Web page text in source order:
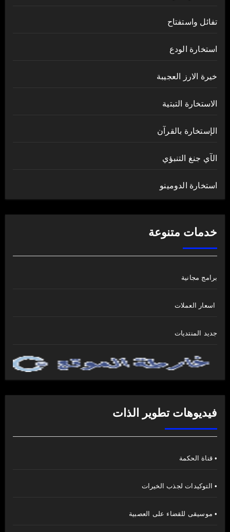
تفائل واستفتاح
استخارة الودع
خيرة الارز العجيبة
الاستخارة التبتية
الإستخارة بالقرآن
الآي جنغ التنبؤي
استخارة الدومينو
خدمات متنوعة
برامج مجانية
اسعار العملات
جديد المنتديات
فيديوهات تطوير الذات
• قناة الحكمة
• التوكيدات لجذب الخيرات
• موسيقى للقضاء على العصبية